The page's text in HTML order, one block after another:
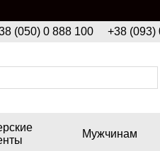
(050) 0 888 100 +38 (093)
Мужчинам